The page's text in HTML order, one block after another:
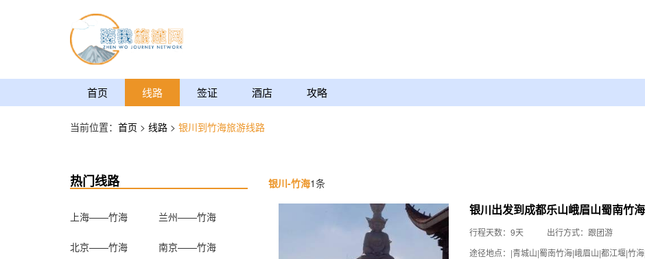
首页 线路 签证 酒店 攻略
当前位置： 首页 > 线路 > 银川到竹海旅游线路
热门线路
上海——竹海 兰州——竹海
北京——竹海 南京——竹海
银川-竹海1条
银川出发到成都乐山峨眉山蜀南竹
行程天数：9天
出行方式：跟团游
途径地点：|青城山|蜀南竹海|峨眉山|都江堰|竹